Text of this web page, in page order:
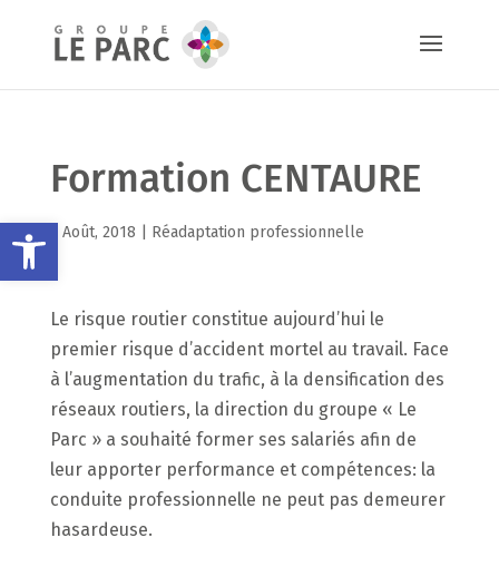
Ouvrir la barre d’outils
Formation CENTAURE
2 Août, 2018 | Réadaptation professionnelle
Le risque routier constitue aujourd’hui le
premier risque d’accident mortel au travail. Face
à l’augmentation du trafic, à la densification des
réseaux routiers, la direction du groupe « Le
Parc » a souhaité former ses salariés afin de
leur apporter performance et compétences: la
conduite professionnelle ne peut pas demeurer
hasardeuse.